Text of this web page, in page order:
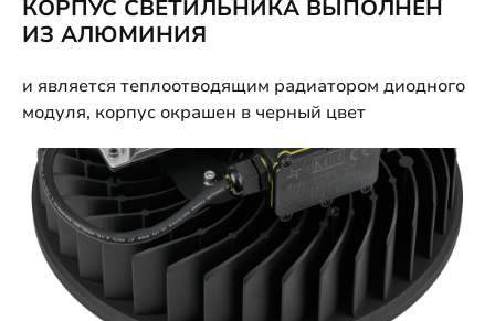
КОРПУС СВЕТИЛЬНИКА ВЫПОЛНЕН
ИЗ АЛЮМИНИЯ
и является теплоотводящим радиатором диодного
модуля, корпус окрашен в черный цвет